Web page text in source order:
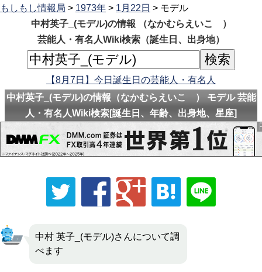
もしもし情報局 > 1973年 > 1月22日 > モデル
中村英子_(モデル)の情報 （なかむらえいこ ）
芸能人・有名人Wiki検索（誕生日、出身地）
【8月7日】今日誕生日の芸能人・有名人
中村英子_(モデル)の情報（なかむらえいこ ） モデル 芸能
人・有名人Wiki検索[誕生日、年齢、出身地、星座]
中村 英子_(モデル)さんについて調
べます